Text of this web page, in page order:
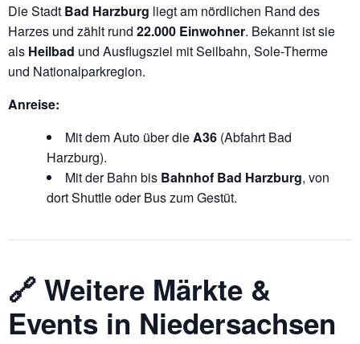
Die Stadt Bad Harzburg liegt am nördlichen Rand des
Harzes und zählt rund 22.000 Einwohner. Bekannt ist sie
als Heilbad und Ausflugsziel mit Seilbahn, Sole-Therme
und Nationalparkregion.
Anreise:
Mit dem Auto über dieA36 (Abfahrt Bad
Harzburg).
Mit der Bahn bis Bahnhof Bad Harzburg, von
dort Shuttle oder Bus zum Gestüt.
🔗 Weitere Märkte &
Events in Niedersachsen